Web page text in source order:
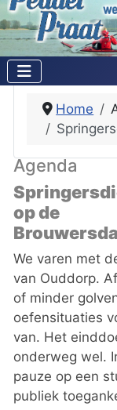
Home
Agenda
op de
We varen met
van Ouddorp.
of minder
oefensituaties
van. Het
onderweg wel.
pauze op een
publiek